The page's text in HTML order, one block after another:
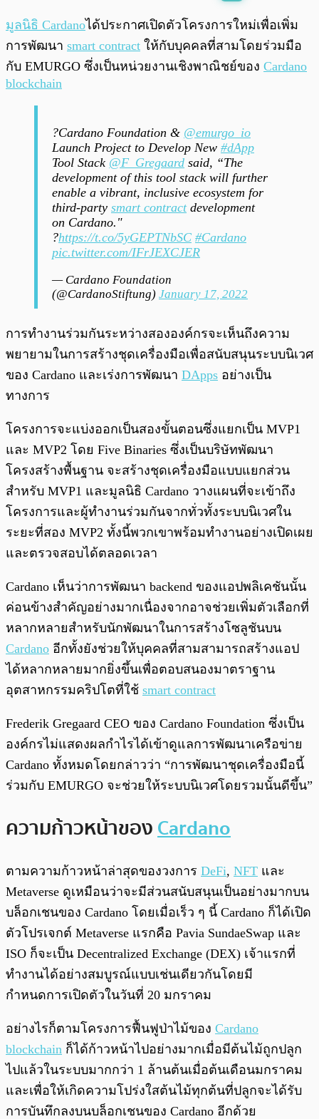
0:00 / 0:00
มูลนิธิ Cardanoได้ประกาศเปิดตัวโครงการใหม่เพื่อเพิ่ม
การพัฒนา smart contract ให้กับบุคคลที่สามโดยร่วมมือ
กับ EMURGO ซึ่งเป็นหน่วยงานเชิงพาณิชย์ของ Cardano
blockchain
?Cardano Foundation & @emurgo_io
Launch Project to Develop New #dApp
Tool Stack @F_Gregaard said, “The
development of this tool stack will further
enable a vibrant, inclusive ecosystem for
third-party smart contractdevelopment
on Cardano."
?https://t.co/5yGEPTNbSC #Cardano
pic.twitter.com/IFrJEXCJER
— Cardano Foundation
(@CardanoStiftung) January 17, 2022
การทำงานร่วมกันระหว่างสององค์กรจะเห็นถึงความ
พยายามในการสร้างชุดเครื่องมือเพื่อสนับสนุนระบบนิเวศ
ของ Cardano และเร่งการพัฒนา DApps อย่างเป็น
ทางการ
โครงการจะแบ่งออกเป็นสองขั้นตอนซึ่งแยกเป็น MVP1
และ MVP2 โดย Five Binaries ซึ่งเป็นบริษัทพัฒนา
โครงสร้างพื้นฐาน จะสร้างชุดเครื่องมือแบบแยกส่วน
สำหรับ MVP1 และมูลนิธิ Cardano วางแผนที่จะเข้าถึง
โครงการและผู้ทำงานร่วมกันจากทั่วทั้งระบบนิเวศใน
ระยะที่สอง MVP2 ทั้งนี้พวกเขาพร้อมทำงานอย่างเปิดเผย
และตรวจสอบได้ตลอดเวลา
Cardano เห็นว่าการพัฒนา backend ของแอปพลิเคชันนั้น
ค่อนข้างสำคัญอย่างมากเนื่องจากอาจช่วยเพิ่มตัวเลือกที่
หลากหลายสำหรับนักพัฒนาในการสร้างโซลูชันบน
Cardano อีกทั้งยังช่วยให้บุคคลที่สามสามารถสร้างแอป
ได้หลากหลายมากยิ่งขึ้นเพื่อตอบสนองมาตราฐาน
อุตสาหกรรมคริปโตที่ใช้ smart contract
Frederik Gregaard CEO ของ Cardano Foundation ซึ่งเป็น
องค์กรไม่แสดงผลกำไรได้เข้าดูแลการพัฒนาเครือข่าย
Cardano ทั้งหมดโดยกล่าวว่า “การพัฒนาชุดเครื่องมือนี้
ร่วมกับ EMURGO จะช่วยให้ระบบนิเวศโดยรวมนั้นดีขึ้น”
ความก้าวหน้าของCardano
ตามความก้าวหน้าล่าสุดของวงการ DeFi, NFT และ
Metaverse ดูเหมือนว่าจะมีส่วนสนับสนุนเป็นอย่างมากบน
บล็อกเชนของ Cardano โดยเมื่อเร็ว ๆ นี้ Cardano ก็ได้เปิด
ตัวโปรเจกต์ Metaverse แรกคือ Pavia SundaeSwap และ
ISO ก็จะเป็น Decentralized Exchange (DEX) เจ้าแรกที่
ทำงานได้อย่างสมบูรณ์แบบเช่นเดียวกันโดยมี
กำหนดการเปิดตัวในวันที่ 20 มกราคม
อย่างไรก็ตามโครงการฟื้นฟูป่าไม้ของ Cardano
blockchain ก็ได้ก้าวหน้าไปอย่างมากเมื่อมีต้นไม้ถูกปลูก
ไปแล้วในระบบมากกว่า 1 ล้านต้นเมื่อต้นเดือนมกราคม
และเพื่อให้เกิดความโปร่งใสต้นไม้ทุกต้นที่ปลูกจะได้รับ
การบันทึกลงบนบล็อกเชนของ Cardano อีกด้วย